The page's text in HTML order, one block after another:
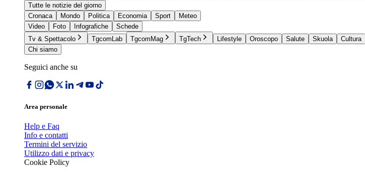
Tutte le notizie del giorno
Cronaca
Mondo Politica Economia Sport
Meteo
Video
Foto Infografiche
Schede
Tv & Spettacolo
TgcomLab TgcomMag TgTech Lifestyle Oroscopo Salute Skuola Cultura
Chi siamo
Seguici anche su
Area personale
Help e Faq
Info e contatti
Termini del servizio
Utilizzo dati e privacy
Cookie Policy